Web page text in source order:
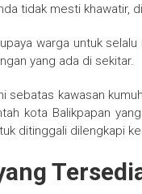
tidak mesti khawatir,
warga untuk
yang ada di sekitar.
sebatas kawasan
kota Balikpapan
ditinggali dilengkapi